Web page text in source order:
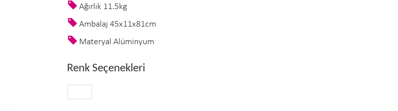
Ağırlık 11.5kg
Ambalaj 45x11x81cm
Materyal Alüminyum
Renk Seçenekleri